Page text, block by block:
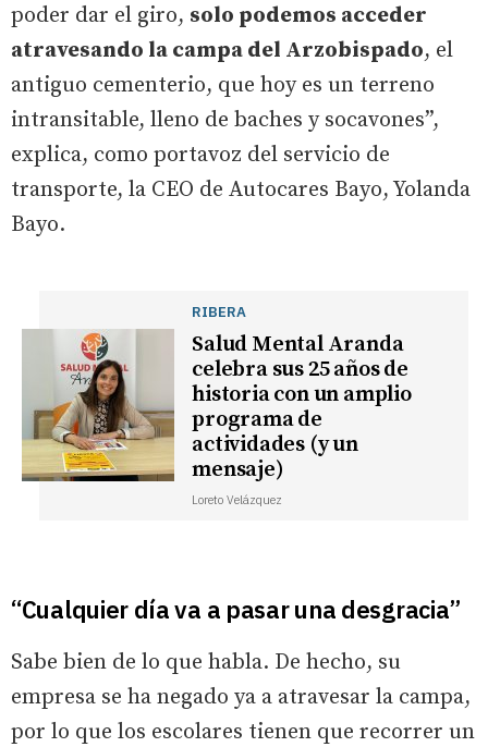
poder dar el giro, solo podemos acceder
atravesando la campa del Arzobispado, el
antiguo cementerio, que hoy es un terreno
intransitable, lleno de baches y socavones”,
explica, como portavoz del servicio de
transporte, la CEO de Autocares Bayo, Yolanda
Bayo.
RIBERA
Salud Mental Aranda
celebra sus 25 años de
historia con un amplio
programa de
actividades (y un
mensaje)
Loreto Velázquez
“Cualquier día va a pasar una desgracia”
Sabe bien de lo que habla. De hecho, su
empresa se ha negado ya a atravesar la campa,
por lo que los escolares tienen que recorrer un